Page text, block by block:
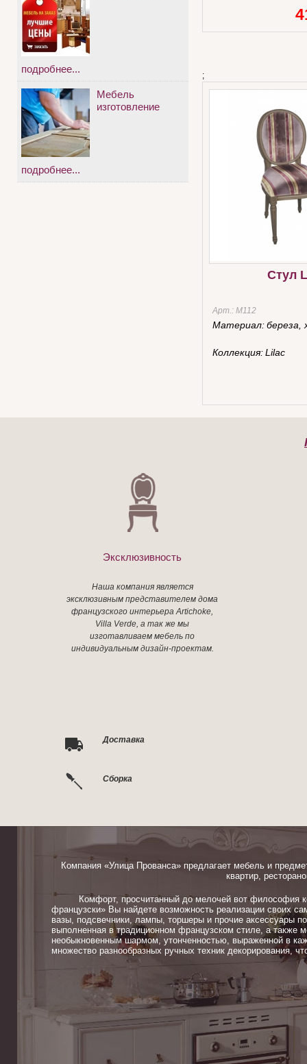
;
Стул
Арт.: М112
Материал:береза,
Коллекция:Lilac
подробнее...
Мебель
изготовление
подробнее...
Эксклюзивность
Наша компания является
эксклюзивным представителем дома
французского интерьера Artichoke,
Villa Verde, а так же мы
изготавливаем мебель по
индивидуальным дизайн-проектам.
Доставка
Сборка
Компания «Улица Прованса» предлагает мебель и
квартир,
Комфорт, просчитанный до мелочей вот философия
французски» Вы найдете возможность реализации своих
вазы, подсвечники, лампы, торшеры и прочие аксессуары
выполненная в традиционном французском стиле, а также
необыкновенным шармом, утонченностью, выраженной в
множество разнообразных ручных техник декорирования,